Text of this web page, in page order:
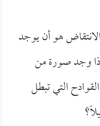
هو أن يوجد
وجد صورة من
التي تبطل